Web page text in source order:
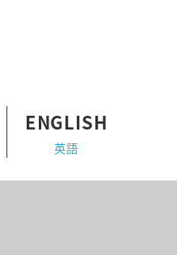
ENGLISH
英語